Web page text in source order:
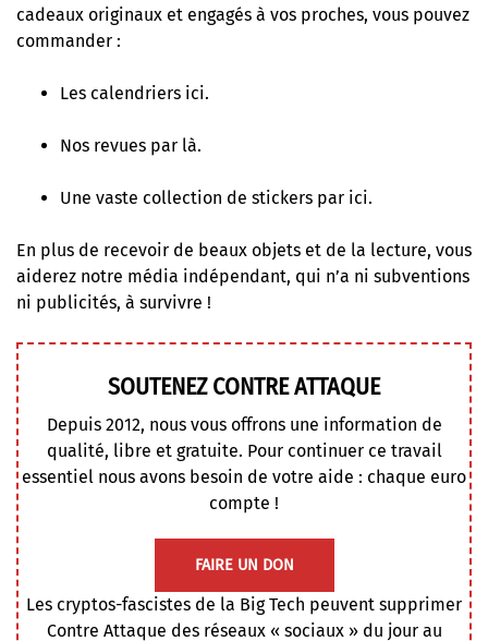
cadeaux originaux et engagés à vos proches, vous pouvez
commander :
Les calendriers ici.
Nos revues par là.
Une vaste collection de stickers par ici.
En plus de recevoir de beaux objets et de la lecture, vous
aiderez notre média indépendant, qui n’a ni subventions
ni publicités, à survivre !
SOUTENEZ CONTRE ATTAQUE
Depuis 2012, nous vous offrons une information de
qualité, libre et gratuite. Pour continuer ce travail
essentiel nous avons besoin de votre aide : chaque euro
compte !
FAIRE UN DON
Les cryptos-fascistes de la Big Tech peuvent supprimer
Contre Attaque des réseaux « sociaux » du jour au